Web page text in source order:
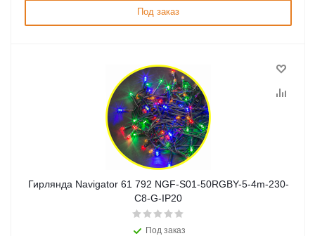
Под заказ
Гирлянда Navigator 61 792 NGF-S01-50RGBY-5-4m-230-
C8-G-IP20
Под заказ